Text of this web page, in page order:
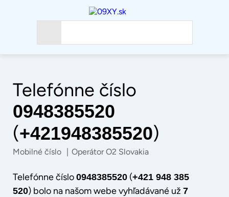
Telefónne číslo
0948385520
(+421948385520)
Mobilné číslo | Operátor O2 Slovakia
Telefónne číslo 0948385520(+421 948 385
520) bolo na našom webe vyhľadávané už 7